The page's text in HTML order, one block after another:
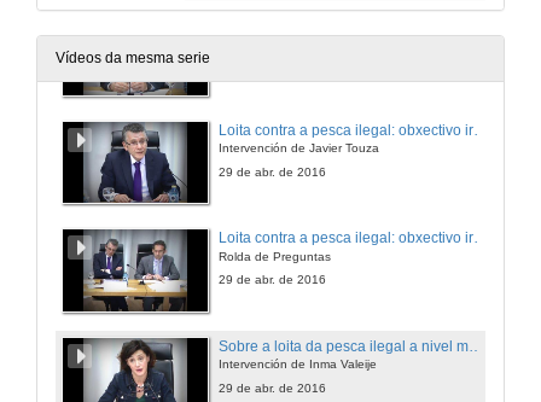
Vídeos da mesma serie
Intervención de Javier Touza
29 de abr. de 2016
Loita contra a pesca ilegal: obxectivo irrenunciable en defensa da sustentabilidade
Rolda de Preguntas
29 de abr. de 2016
Intervención de Inma Valeije
29 de abr. de 2016